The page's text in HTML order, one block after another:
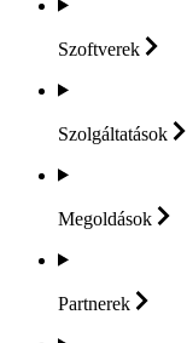
Szoftverek
Szolgáltatások
Megoldások
Partnerek